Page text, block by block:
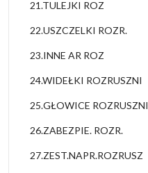
21.TULEJKI ROZ
22.USZCZELKI ROZR.
23.INNE AR ROZ
24.WIDEŁKI ROZRUSZNI
25.GŁOWICE ROZRUSZNI
26.ZABEZPIE. ROZR.
27.ZEST.NAPR.ROZRUSZ